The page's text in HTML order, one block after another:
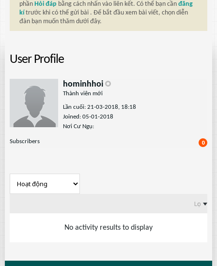
phần Hỏi đáp bằng cách nhấn vào liên kết. Có thể bạn cần đăng
kí trước khi có thể gửi bài . Để bắt đầu xem bài viết, chọn diễn
đàn bạn muốn thăm dưới đây.
User Profile
hominhhoi
Thành viên mới
Lần cuối: 21-03-2018, 18:18
Joined: 05-01-2018
Nơi Cư Ngụ:
Subscribers 0
Lọc
No activity results to display